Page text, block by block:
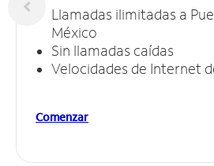
Llamadas ilimitadas a
México
Sin llamadas caídas
Velocidades de Internet
Comenzar